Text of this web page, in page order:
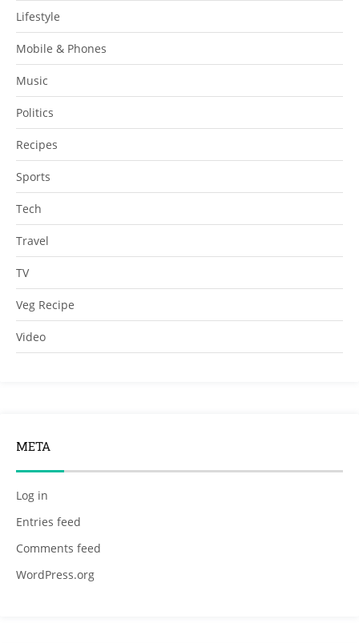
Lifestyle
Mobile & Phones
Music
Politics
Recipes
Sports
Tech
Travel
TV
Veg Recipe
Video
META
Log in
Entries feed
Comments feed
WordPress.org